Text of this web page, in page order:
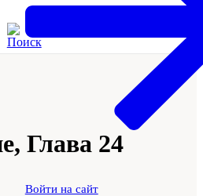
Войти на сайт
Глава 24